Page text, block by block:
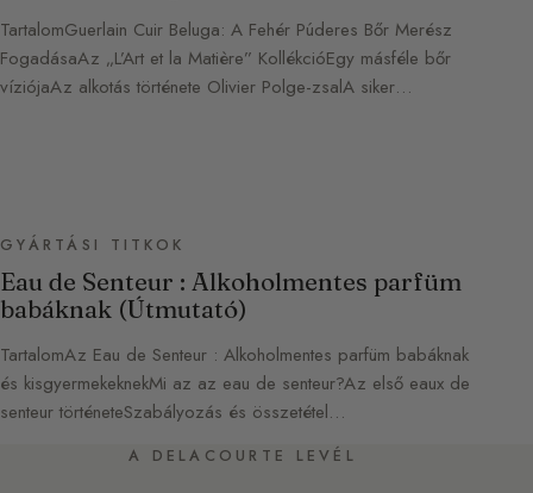
TartalomGuerlain Cuir Beluga: A Fehér Púderes Bőr Merész
FogadásaAz „L’Art et la Matière” KollékcióEgy másféle bőr
víziójaAz alkotás története Olivier Polge-zsalA siker…
GYÁRTÁSI TITKOK
Eau de Senteur : Alkoholmentes parfüm
babáknak (Útmutató)
TartalomAz Eau de Senteur : Alkoholmentes parfüm babáknak
és kisgyermekeknekMi az az eau de senteur?Az első eaux de
senteur történeteSzabályozás és összetétel…
A DELACOURTE LEVÉL